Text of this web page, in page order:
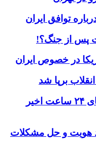
توافق ایران
پس از جنگ؟!
در خصوص ایران
برپا شد
این سه نفر بد اخلاق‌ترین ایرانی‌های ۲۴ ساعت اخیر
هویت و حل مشکلات